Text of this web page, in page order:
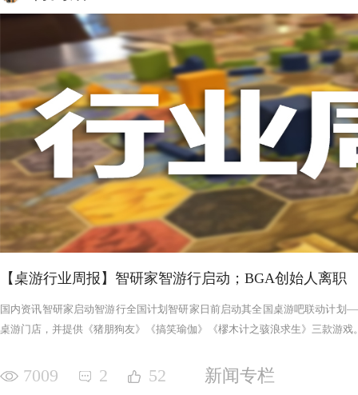
【桌游行业周报】智研家智游行启动；BGA创始人离职
国内资讯智研家启动智游行全国计划智研家日前启动其全国桌游吧联动计
桌游门店，并提供《猪朋狗友》《搞笑瑜伽》《樛木计之骇浪求生》三款游戏
7009 2 52 新闻专栏